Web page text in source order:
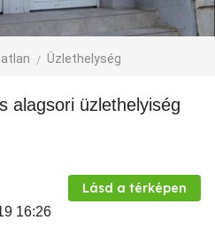
Üzlethelység
Lásd a térképen
16:26